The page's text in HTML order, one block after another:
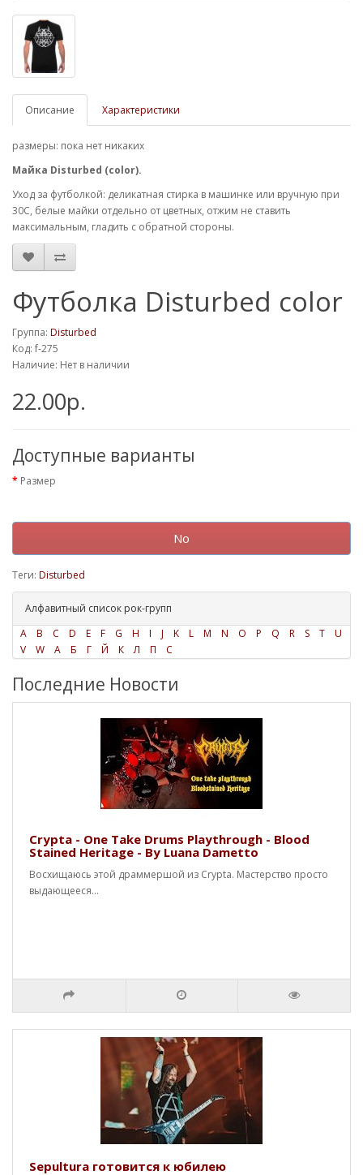
Описание Характеристики
размеры: пока нет никаких
Майка Disturbed (color).
Уход за футболкой: деликатная стирка в машинке или вручную при
30С, белые майки отдельно от цветных, отжим не ставить
максимальным, гладить с обратной стороны.
Футболка Disturbed color
Группа: Disturbed
Код: f-275
Наличие: Нет в наличии
22.00р.
Доступные варианты
Размер
No
Теги: Disturbed
Алфавитный список рок-групп
A
B C D E F G H I J K L M N O P Q R S T
U
V
W А Б Г Й К Л П С
Последние Новости
Crypta - One Take Drums Playthrough - Blood
Stained Heritage - By Luana Dametto
Восхищаюсь этой драммершой из Crypta. Мастерство просто
выдающееся...
Sepultura готовится к юбилею